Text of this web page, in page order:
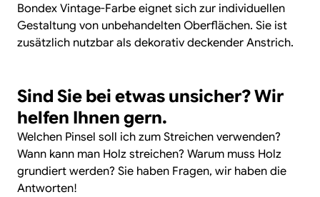
Bondex Vintage-Farbe eignet sich zur individuellen
Gestaltung von unbehandelten Oberflächen. Sie ist
zusätzlich nutzbar als dekorativ deckender Anstrich.
Sind Sie bei etwas unsicher? Wir
helfen Ihnen gern.
Welchen Pinsel soll ich zum Streichen verwenden?
Wann kann man Holz streichen? Warum muss Holz
grundiert werden? Sie haben Fragen, wir haben die
Antworten!